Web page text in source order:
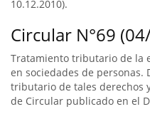
10.12.2010).
Circular N°69
Tratamiento tributario de la
en sociedades de personas.
tributario de tales derechos
de Circular publicado en el